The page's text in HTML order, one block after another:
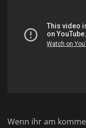
Wenn ihr am